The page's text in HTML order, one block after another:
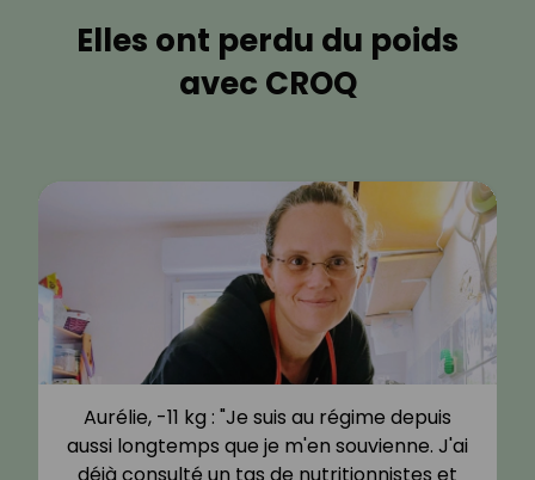
Elles ont perdu du poids
avec CROQ
Aurélie, -11 kg : "Je suis au régime depuis
aussi longtemps que je m'en souvienne. J'ai